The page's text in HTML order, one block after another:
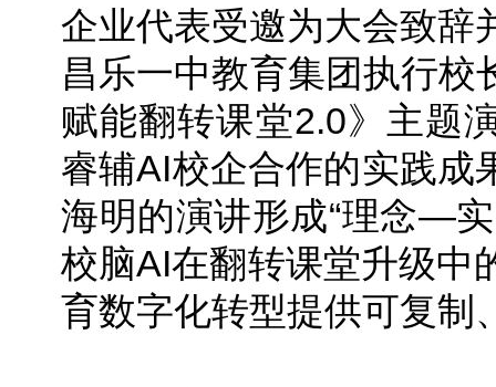
企业代表受邀为大会致辞
昌乐一中教育集团执行校
赋能翻转课堂2.0》主题
睿辅AI校企合作的实践成
海明的演讲形成“理念—
校脑AI在翻转课堂升级中
育数字化转型提供可复制